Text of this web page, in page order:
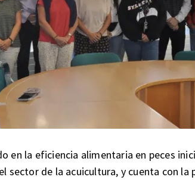
en la eficiencia alimentaria en peces
de la acuicultura, y cuenta con la